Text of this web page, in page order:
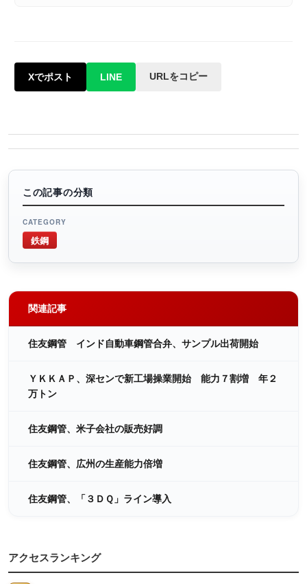
Xでポスト LINE URLをコピー
この記事の分類
CATEGORY
鉄鋼
関連記事
住友鋼管 インド自動車鋼管合弁、サンプル出荷開始
ＹＫＫＡＰ、深センで新工場操業開始 能力７割増 年２
万トン
住友鋼管、米子会社の販売好調
住友鋼管、広州の生産能力倍増
住友鋼管、「３ＤＱ」ライン導入
アクセスランキング